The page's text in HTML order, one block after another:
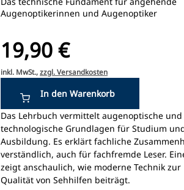
Augenoptikerinnen und Augenoptiker
19,90 €
inkl. MwSt.,zzgl. Versandkosten
Das Lehrbuch vermittelt augenoptische und
technologische Grundlagen für Studium
Ausbildung. Es erklärt fachliche
verständlich, auch für fachfremde Leser.
zeigt anschaulich, wie moderne Technik zur
Qualität von Sehhilfen beiträgt.